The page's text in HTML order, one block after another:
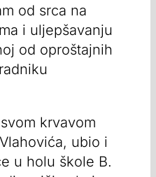
od srca na
i uljepšavanju
od oproštajnih
krvavom
ubio i
u holu škole B.